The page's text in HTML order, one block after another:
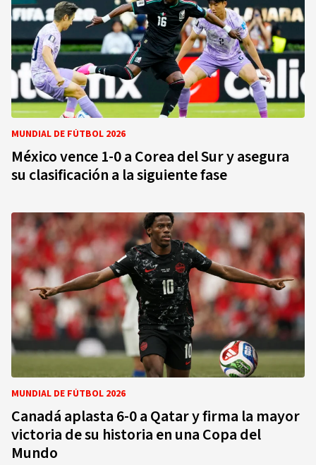
MUNDIAL DE FÚTBOL 2026
México vence 1-0 a Corea del Sur y asegura
su clasificación a la siguiente fase
MUNDIAL DE FÚTBOL 2026
Canadá aplasta 6-0 a Qatar y firma la mayor
victoria de su historia en una Copa del
Mundo